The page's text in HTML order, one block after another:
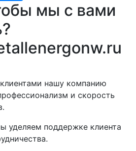
мы с вами
нашу компанию
и скорость
уделяем поддержке клиента